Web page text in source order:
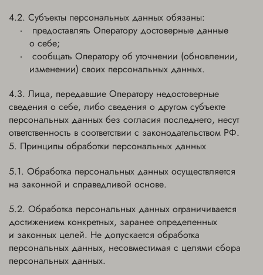
Субъекты персональных данных обязаны:
предоставлять Оператору достоверные данные
о себе;
сообщать Оператору об уточнении (обновлении,
изменении) своих персональных данных.
Лица, передавшие Оператору недостоверные
сведения о себе, либо сведения о другом субъекте
персональных данных без согласия последнего, несут
ответственность в соответствии с законодательством РФ.
Принципы обработки персональных данных
Обработка персональных данных осуществляется
на законной и справедливой основе.
Обработка персональных данных ограничивается
достижением конкретных, заранее определенных
и законных целей. Не допускается обработка
персональных данных, несовместимая с целями сбора
персональных данных.